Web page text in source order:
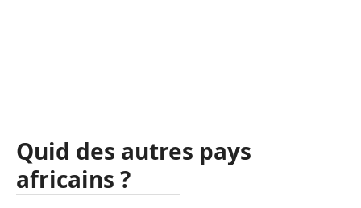
Quid des autres pays
africains ?